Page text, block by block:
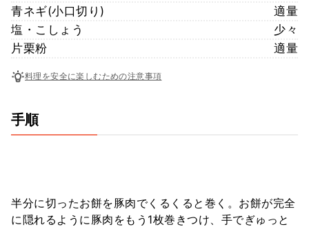
青ネギ(小口切り)
適量
塩・こしょう
少々
片栗粉
適量
料理を安全に楽しむための注意事項
手順
半分に切ったお餅を豚肉でくるくると巻く。お餅が完全
に隠れるように豚肉をもう1枚巻きつけ、手でぎゅっと